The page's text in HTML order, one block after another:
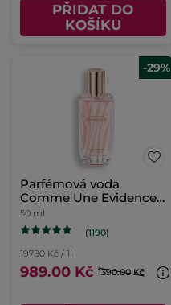
PŘIDAT DO
KOŠÍKU
-29%
Parfémová voda
Comme Une Evidence
50ml
50 ml
(1190)
19780 Kč / 1l
989.00 Kč 1390.00 Kč